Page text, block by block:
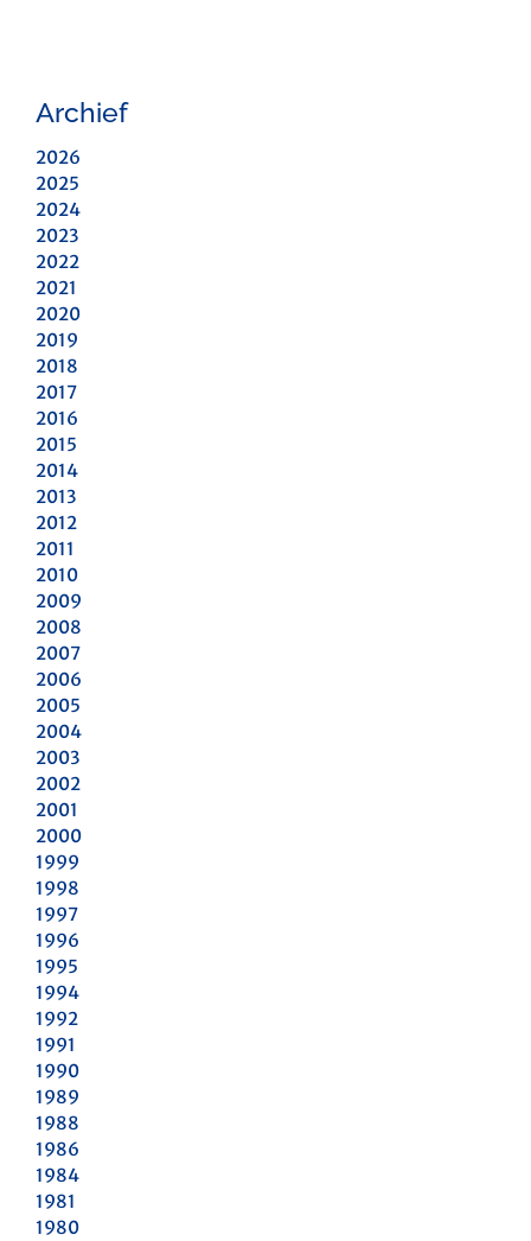
Archief
2026
2025
2024
2023
2022
2021
2020
2019
2018
2017
2016
2015
2014
2013
2012
2011
2010
2009
2008
2007
2006
2005
2004
2003
2002
2001
2000
1999
1998
1997
1996
1995
1994
1992
1991
1990
1989
1988
1986
1984
1981
1980